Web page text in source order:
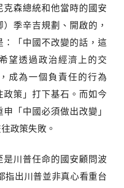
克森總統和他當時的國安
季辛吉規劃、開啟的，
：「中國不改變的話，這
望透過政治經濟上的交
成為一個負責任的行為
政策」打下基石。而如今
「中國必須做出改變」
政策失敗。
是川普任命的國安顧問波
指出川普並非真心看重台